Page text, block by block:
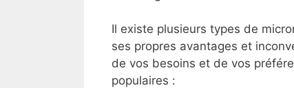
Il existe plusieurs types de
ses propres avantages et
de vos besoins et de vos
populaires :